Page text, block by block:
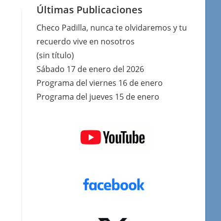
Últimas Publicaciones
Checo Padilla, nunca te olvidaremos y tu
recuerdo vive en nosotros
(sin título)
Sábado 17 de enero del 2026
Programa del viernes 16 de enero
Programa del jueves 15 de enero